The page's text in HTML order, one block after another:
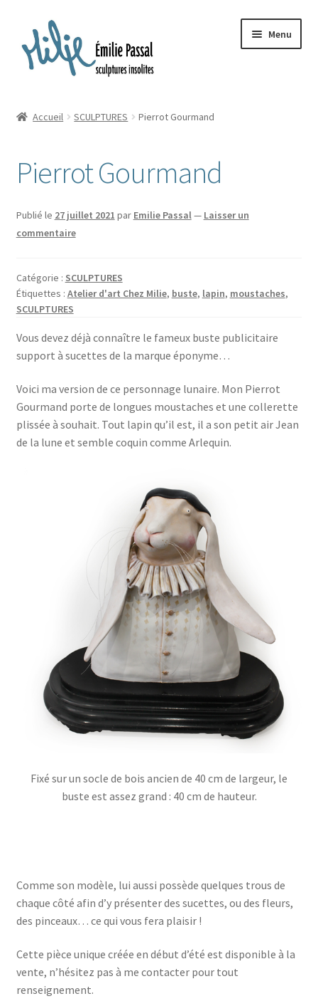
Aller
Aller
au
contenu
Menu
Blog
La ménagerie
enfant
Sur mesure
le
Accueil SCULPTURES Pierrot Gourmand
Pierrot Gourmand
Publié le 27 juillet 2021 par Emilie Passal— Laisser un
commentaire
Catégorie : SCULPTURES
Étiquettes : Atelier d'art Chez Milie, buste, lapin, moustaches,
SCULPTURES
Vous devez déjà connaître le fameux buste publicitaire
support à sucettes de la marque éponyme…
Voici ma version de ce personnage lunaire. Mon Pierrot
Gourmand porte de longues moustaches et une collerette
plissée à souhait. Tout lapin qu’il est, il a son petit air Jean
de la lune et semble coquin comme Arlequin.
Fixé sur un socle de bois ancien de 40 cm de largeur, le
buste est assez grand : 40 cm de hauteur.
Comme son modèle, lui aussi possède quelques trous de
chaque côté afin d’y présenter des sucettes, ou des fleurs,
des pinceaux… ce qui vous fera plaisir !
Cette pièce unique créée en début d’été est disponible à la
vente, n’hésitez pas à me contacter pour tout
renseignement.